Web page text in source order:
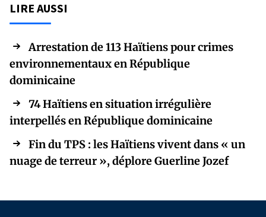
LIRE AUSSI
Arrestation de 113 Haïtiens pour crimes
environnementaux en République
dominicaine
74 Haïtiens en situation irrégulière
interpellés en République dominicaine
Fin du TPS : les Haïtiens vivent dans « un
nuage de terreur », déplore Guerline Jozef